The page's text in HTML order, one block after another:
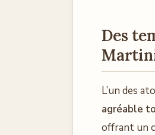
Des
L’un des
agréable
offrant un